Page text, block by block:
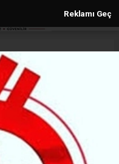
Reklamı Geç
ÖZGÜRLÜK
DİLİN
GÜCÜ
11.09.2025 - 16:08